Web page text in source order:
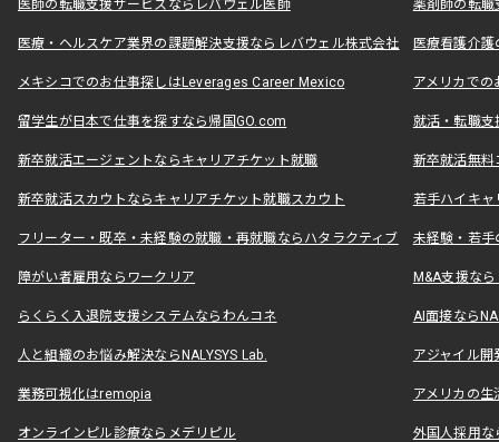
医師の転職支援サービスならレバウェル医師 薬剤師の転
医療・ヘルスケア業界の課題解決支援ならレバウェル株式会社 医療看護介
メキシコでのお仕事探しはLeverages Career Mexico アメリカで
留学生が日本で仕事を探すなら帰国GO.com 就活・転職
新卒就活エージェントならキャリアチケット就職 新卒就活無料
新卒就活スカウトならキャリアチケット就職スカウト 若手ハイキ
フリーター・既卒・未経験の就職・再就職ならハタラクティブ 未経験・若手
障がい者雇用ならワークリア M&A支援な
らくらく入退院支援システムならわんコネ AI面接なら
人と組織のお悩み解決ならNALYSYS Lab. アジャイル
業務可視化はremopia アメリカの
オンラインピル診療ならメデリピル 外国人採用